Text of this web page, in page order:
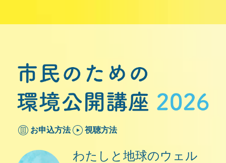
市民のための環境公開講座2026
お申込方法 視聴方法
わたしと地球のウェル